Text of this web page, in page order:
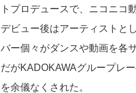
トプロデュースで、ニコニコ
デビュー後はアーティストと
バー個々がダンスや動画を各
だがKADOKAWAグループレ
を余儀なくされた。